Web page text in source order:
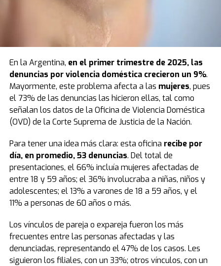
En la Argentina, en el primer trimestre de 2025, las
denuncias porviolencia domésticacrecieron un 9%.
Mayormente, este problema afecta a las mujeres, pues
el 73% de las denuncias las hicieron ellas, tal como
señalan los datos de la Oficina de Violencia Doméstica
(OVD) de la Corte Suprema de Justicia de la Nación.
Para tener una idea más clara: esta oficina recibe por
día, en promedio, 53 denuncias. Del total de
presentaciones, el 66% incluía mujeres afectadas de
entre 18 y 59 años; el 36% involucraba a niñas, niños y
adolescentes; el 13% a varones de 18 a 59 años, y el
11% a personas de 60 años o más.
Los vínculos de pareja o expareja fueron los más
frecuentes entre las personas afectadas y las
denunciadas, representando el 47% de los casos. Les
siguieron los filiales, con un 33%; otros vínculos, con un